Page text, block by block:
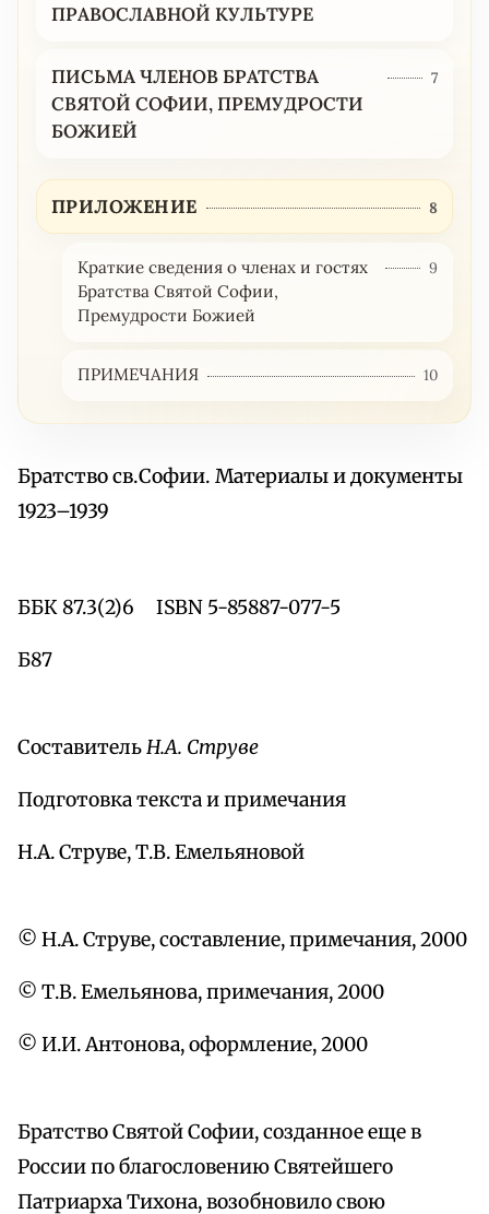
ПРАВОСЛАВНОЙ КУЛЬТУРЕ
ПИСЬМА ЧЛЕНОВ БРАТСТВА
СВЯТОЙ СОФИИ, ПРЕМУДРОСТИ
БОЖИЕЙ
7
ПРИЛОЖЕНИЕ 8
Краткие сведения о членах и гостях
Братства Святой Софии,
Премудрости Божией
9
ПРИМЕЧАНИЯ 10
Братство св.Софии. Материалы и документы
1923–1939
ББК 87.3(2)6 ISBN 5-85887-077-5
Б87
СоставительН.А. Струве
Подготовка текста и примечания
Н.А. Струве, Т.В. Емельяновой
© Н.А. Струве, составление, примечания, 2000
© Т.В. Емельянова, примечания, 2000
© И.И. Антонова, оформление, 2000
Братство Святой Софии, созданное еще в
России по благословению Святейшего
Патриарха Тихона, возобновило свою